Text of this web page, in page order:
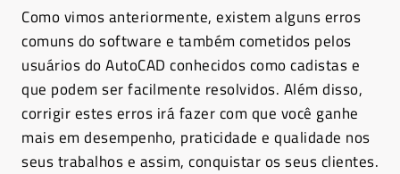
Como vimos anteriormente, existem alguns erros
comuns do software e também cometidos pelos
usuários do AutoCAD conhecidos como cadistas e
que podem ser facilmente resolvidos. Além disso,
corrigir estes erros irá fazer com que você ganhe
mais em desempenho, praticidade e qualidade nos
seus trabalhos e assim, conquistar os seus clientes.